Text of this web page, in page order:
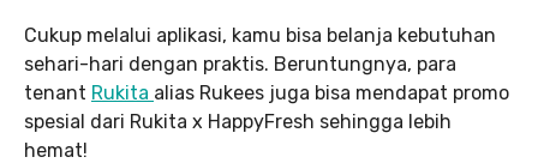
Cukup melalui aplikasi, kamu bisa belanja kebutuhan
sehari-hari dengan praktis. Beruntungnya, para
tenant Rukita alias Rukees juga bisa mendapat promo
spesial dari Rukita x HappyFresh sehingga lebih
hemat!